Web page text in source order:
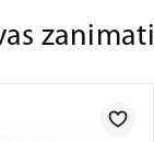
zanimati